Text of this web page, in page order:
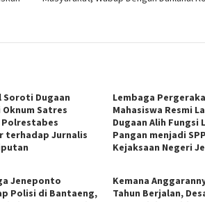
Soroti Dugaan
Satres
terhadap Jurnalis
Lembaga
Mahasiswa Resmi
Dugaan Alih Fungsi
Pangan menjadi
Kejaksaan Negeri
Jeneponto
Polisi di Bantaeng,
Kemana
Tahun Berjalan,